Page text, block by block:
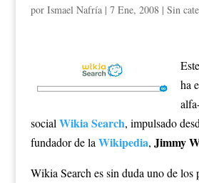
por Ismael Nafría| 7 Ene, 2008| Sin
ha
social Wikia Search, impulsado
fundador de la Wikipedia, Jimmy
Wikia Search es sin duda uno de los